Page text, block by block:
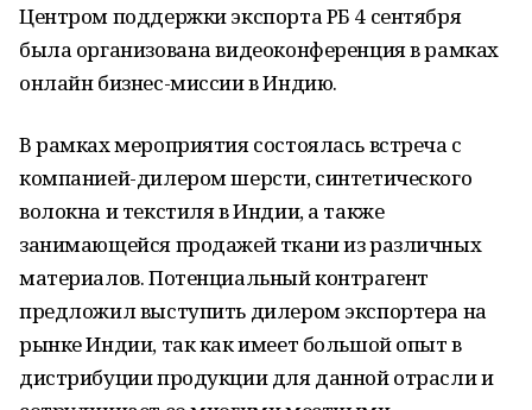
Центром поддержки экспорта РБ 4 сентября
была организована видеоконференция в рамках
онлайн бизнес-миссии в Индию.
В рамках мероприятия состоялась встреча с
компанией-дилером шерсти, синтетического
волокна и текстиля в Индии, а также
занимающейся продажей ткани из различных
материалов. Потенциальный контрагент
предложил выступить дилером экспортера на
рынке Индии, так как имеет большой опыт в
дистрибуции продукции для данной отрасли и